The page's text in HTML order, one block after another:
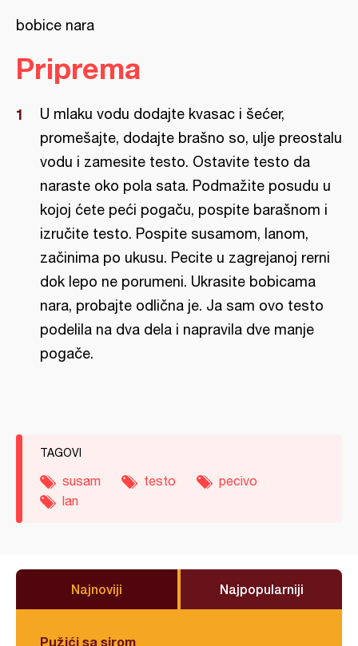
bobice nara
Priprema
U mlaku vodu dodajte kvasac i šećer,
promešajte, dodajte brašno so, ulje preostalu
vodu i zamesite testo. Ostavite testo da
naraste oko pola sata. Podmažite posudu u
kojoj ćete peći pogaču, pospite barašnom i
izručite testo. Pospite susamom, lanom,
začinima po ukusu. Pecite u zagrejanoj rerni
dok lepo ne porumeni. Ukrasite bobicama
nara, probajte odlična je. Ja sam ovo testo
podelila na dva dela i napravila dve manje
pogače.
TAGOVI
susam testo
pecivo
lan
Najnoviji Najpopularniji
Pužići sa sirom